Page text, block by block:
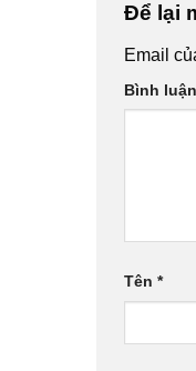
Để lại
Email
Bình luận
Tên *